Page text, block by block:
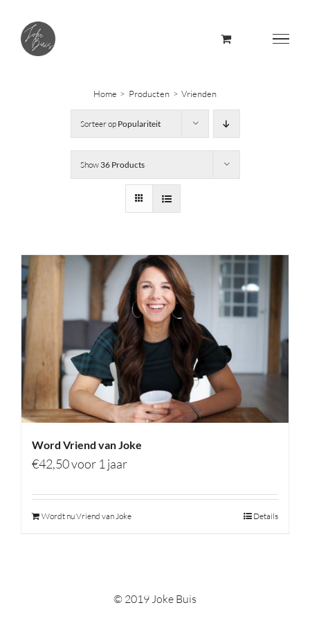
content
Home Producten Vrienden
Sorteer op Populariteit
Show 36 Products
Word Vriend van Joke
€42,50voor 1 jaar
Wordt nu Vriend van Joke Details
© 2019 Joke Buis